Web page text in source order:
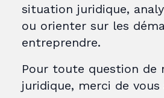
situation juridique,
ou orienter sur les
entreprendre.
Pour toute question de
juridique, merci de vous